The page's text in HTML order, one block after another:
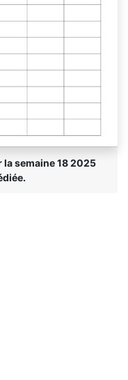
semaine 18 2025